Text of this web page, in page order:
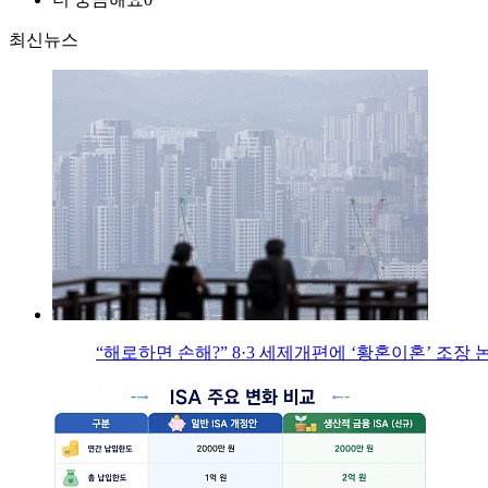
최신뉴스
“해로하면 손해?” 8·3 세제개편에 ‘황혼이혼’ 조장